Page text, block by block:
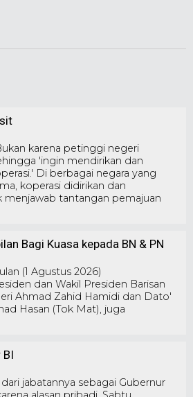
karena petinggi negeri
'ingin mendirikan dan
Di berbagai negara yang
koperasi didirikan dan
tantangan pemajuan
Bagi Kuasa kepada BN & PN
(1 Agustus 2026)
dan Wakil Presiden Barisan
Ahmad Zahid Hamidi dan Dato'
Hasan (Tok Mat), juga
BI
jabatannya sebagai Gubernur